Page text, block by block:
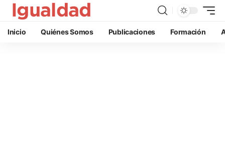
Inicio Quiénes Somos Publicaciones Formación